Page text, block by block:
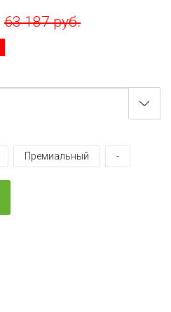
63 187 руб.
Премиальный -